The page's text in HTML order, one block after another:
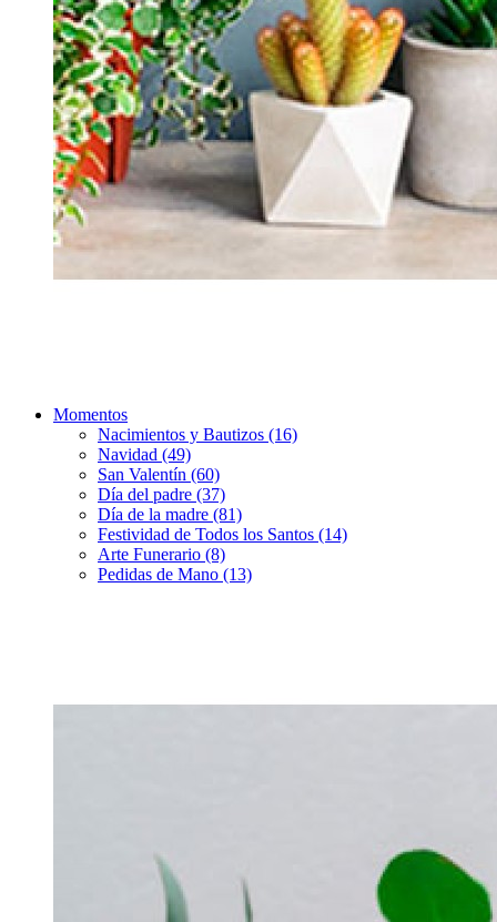
Momentos
Nacimientos y Bautizos (16)
Navidad (49)
San Valentín (60)
Día del padre (37)
Día de la madre (81)
Festividad de Todos los Santos (14)
Arte Funerario (8)
Pedidas de Mano (13)